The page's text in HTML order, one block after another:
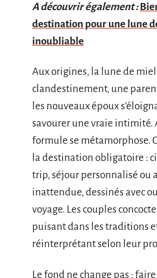
A découvrir également :
destination pour une lune
inoubliable
Aux origines, la lune de
clandestinement, une
les nouveaux époux
savourer une vraie intimité.
formule se métamorphose.
la destination obligatoire :
trip, séjour personnalisé ou
inattendue, dessinés avec
voyage. Les couples
puisant dans les traditions
réinterprétant selon leur
Le fond ne change pas :